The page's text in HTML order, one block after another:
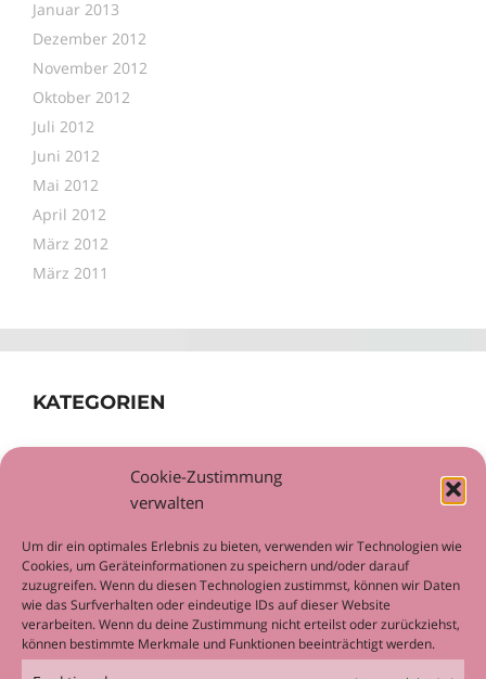
Cookie-Zustimmung
verwalten
Um dir ein optimales Erlebnis zu bieten, verwenden wir Technologien wie
Cookies, um Geräteinformationen zu speichern und/oder darauf
zuzugreifen. Wenn du diesen Technologien zustimmst, können wir Daten
wie das Surfverhalten oder eindeutige IDs auf dieser Website
verarbeiten. Wenn du deine Zustimmung nicht erteilst oder zurückziehst,
können bestimmte Merkmale und Funktionen beeinträchtigt werden.
Januar 2013
Dezember 2012
November 2012
Oktober 2012
Juli 2012
Juni 2012
Mai 2012
April 2012
März 2012
März 2011
KATEGORIEN
META